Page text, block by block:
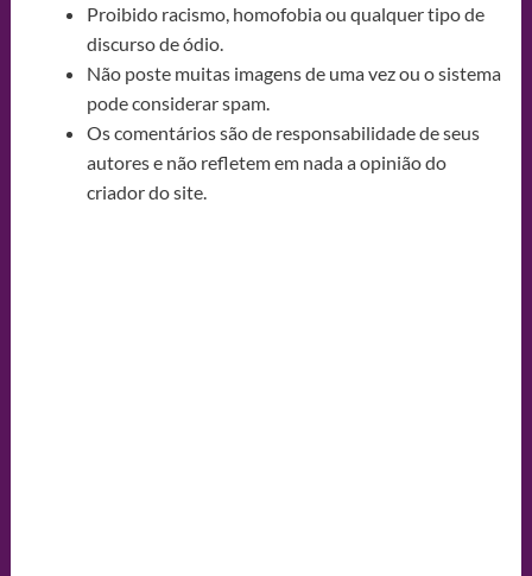
Proibido racismo, homofobia ou qualquer tipo de
discurso de ódio.
Não poste muitas imagens de uma vez ou o sistema
pode considerar spam.
Os comentários são de responsabilidade de seus
autores e não refletem em nada a opinião do
criador do site.